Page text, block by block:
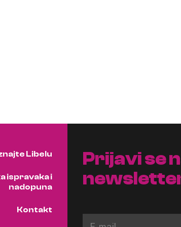
Libelu
ispravaka i
nadopuna
Kontakt
Prijavi se